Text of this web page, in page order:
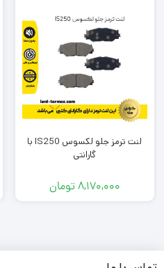
لنتی که میخرم باعث آسیب
نشود؟
در شرایطی که معمولا به صورت
کنم، لنت داغ نشود و کارایی آن
آیا لنتی که میخرم گارانتی دارد؟
برند این لنت ترمز چیست؟
لنت ترمز جلو لکسوس IS250 با
گارانتی
8,170,000تومان